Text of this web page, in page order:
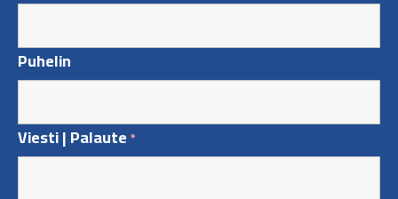
Puhelin
Viesti | Palaute*